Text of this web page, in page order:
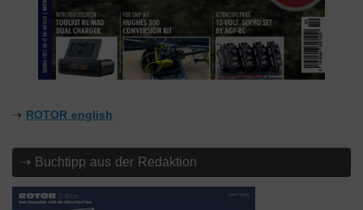
⇢ ROTOR english
⇢ Buchtipp aus der Redaktion